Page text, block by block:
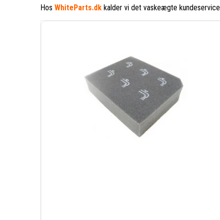
Hos WhiteParts.dk kalder vi det vaskeægte